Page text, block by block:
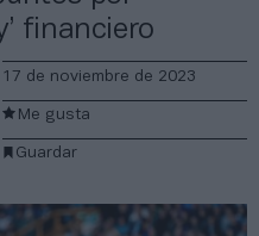
financiero
17 de noviembre de 2023
Guardar
Me gusta